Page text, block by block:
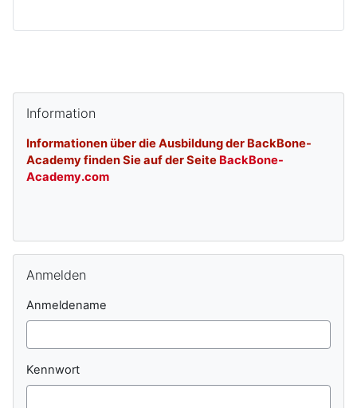
Blöcke
Ergänzungsblöcke
Information
Informationen über die Ausbildung der BackBone-
Academy finden Sie auf der Seite BackBone-
Academy.com
Anmelden
Anmeldename
Kennwort